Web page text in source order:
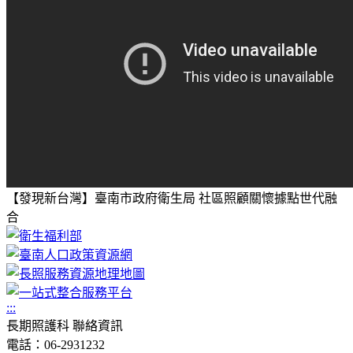
【發現新台灣】臺南市政府衛生局 社區照顧關懷據點世代融
合
:::
長期照護科 聯絡資訊
電話：06-2931232